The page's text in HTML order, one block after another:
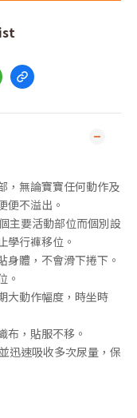
，無論寶寶任何動作及
便不溢出。
主要活動部位而個別設
學行褲移位。
身體，不會滑下捲下。
。
大動作幅度，時坐時
布，貼服不移。
迅速吸收多次尿量，保